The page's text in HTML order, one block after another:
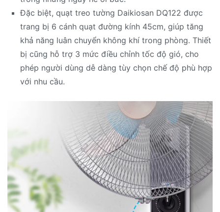
Đặc biệt, quạt treo tường Daikiosan DQ122 được
trang bị 6 cánh quạt đường kính 45cm, giúp tăng
khả năng luân chuyển không khí trong phòng. Thiết
bị cũng hỗ trợ 3 mức điều chỉnh tốc độ gió, cho
phép người dùng dễ dàng tùy chọn chế độ phù hợp
với nhu cầu.